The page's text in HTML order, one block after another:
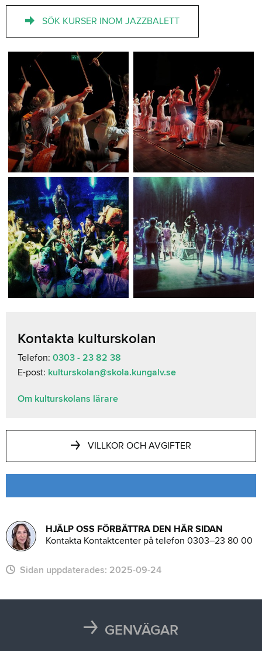
SÖK KURSER INOM JAZZBALETT
Kontakta kulturskolan
Telefon: 0303 - 23 82 38
E-post: kulturskolan@skola.kungalv.se
Om kulturskolans lärare
VILLKOR OCH AVGIFTER
HJÄLP OSS FÖRBÄTTRA DEN HÄR SIDAN
Kontakta Kontaktcenter på telefon 0303–23 80 00
Sidan uppdaterades: 2025-09-24
GENVÄGAR